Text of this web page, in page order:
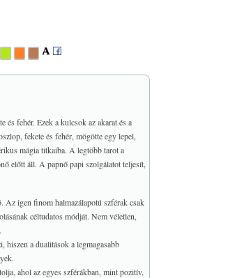
fehér. Ezek a kulcsok az akarat és a
fekete és fehér, mögötte egy lepel,
mágia titkaiba. A legtöbb tarot a
előtt áll. A papnő papi szolgálatot teljesít,
Az igen finom halmazálapotú szférak csak
céltudatos módját. Nem véletlen,
hiszen a dualitások a legmagasabb
ahol az egyes szférákban, mint pozitív,